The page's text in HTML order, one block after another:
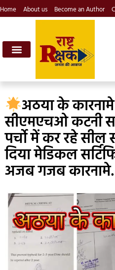
Home About us Become an Author
अठया के कारनामे
सीएमएचओ कटनी
पर्चो में कर रहे सील
दिया मेडिकल
अजब गजब